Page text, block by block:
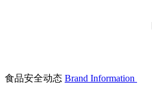
食品安全动态 Brand Information